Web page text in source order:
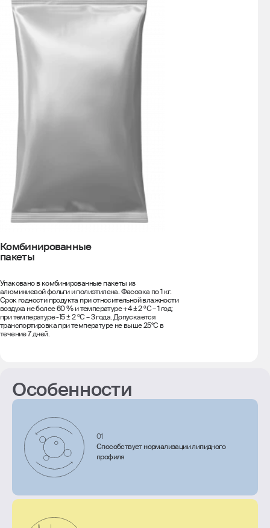
Комбинированные
пакеты
Упаковано в комбинированные пакеты из
алюминиевой фольги и полиэтилена. Фасовка по 1 кг.
Срок годности продукта при относительной влажности
воздуха не более 60 % и температуре +4 ± 2 ºС – 1 год;
при температуре -15 ± 2 ºС – 3 года. Допускается
транспортировка при температуре не выше 25°С в
течение 7 дней.
Особенности
01
Способствует нормализации липидного
профиля